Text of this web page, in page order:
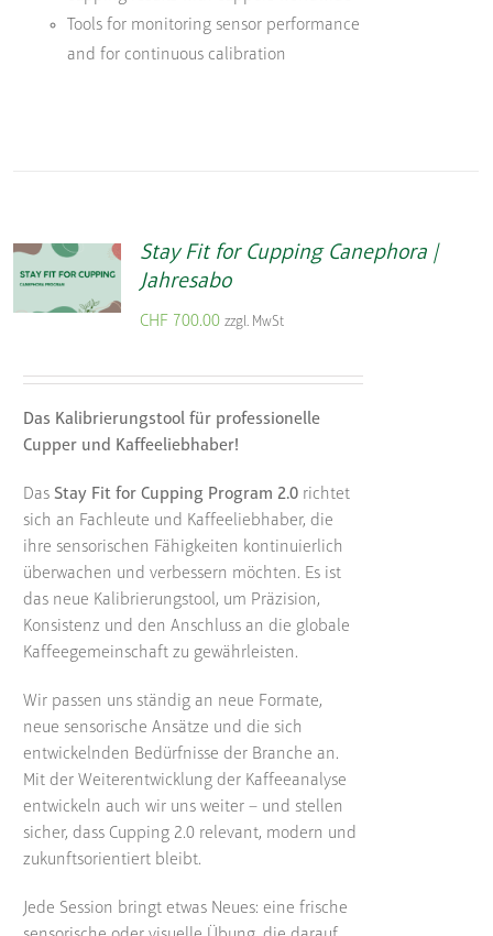
Tools for monitoring sensor performance
and for continuous calibration
Stay Fit for Cupping Canephora |
Jahresabo
CHF 700.00 zzgl. MwSt
Das Kalibrierungstool für professionelle
Cupper und Kaffeeliebhaber!
Das Stay Fit for Cupping Program 2.0richtet
sich an Fachleute und Kaffeeliebhaber, die
ihre sensorischen Fähigkeiten kontinuierlich
überwachen und verbessern möchten. Es ist
das neue Kalibrierungstool, um Präzision,
Konsistenz und den Anschluss an die globale
Kaffeegemeinschaft zu gewährleisten.
Wir passen uns ständig an neue Formate,
neue sensorische Ansätze und die sich
entwickelnden Bedürfnisse der Branche an.
Mit der Weiterentwicklung der Kaffeeanalyse
entwickeln auch wir uns weiter – und stellen
sicher, dass Cupping 2.0 relevant, modern und
zukunftsorientiert bleibt.
Jede Session bringt etwas Neues: eine frische